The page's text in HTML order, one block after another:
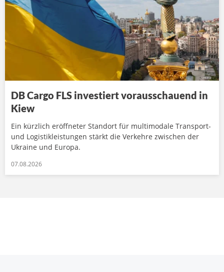
DB Cargo FLS investiert vorausschauend in
Kiew
Ein kürzlich eröffneter Standort für multimodale Transport-
und Logistikleistungen stärkt die Verkehre zwischen der
Ukraine und Europa.
07.08.2026